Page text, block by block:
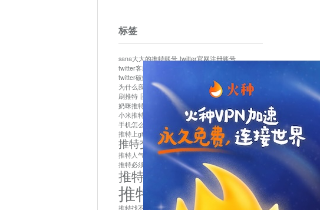
标签
sana大大的推特账号 twitter官网注册账号
twitter客服
twitter破解版下载
为什么我推特无法保存设置
作者sana推特是什么
刷推特 国内为什么不能用twitter 国内能用twitter吗
奶咪推特
如何找回推特密码
小米推特闪退是怎么回事 怎么看推特上的视频
手机怎么注册推特账号
推特devil
推特上ghs的女博主
推特交友软件app下载
推特人气萌货小蔡头喵喵喵 推特实名制
推特必须用外网吗
推特怎么取消关联手机号
推特怎么看敏感内容苹果
推特找不到账号 推特注册必须要手机号